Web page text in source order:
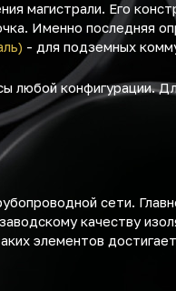
магистрали. Его
Именно последняя
- для подземных
любой конфигурации.
сети.
качеству
элементов